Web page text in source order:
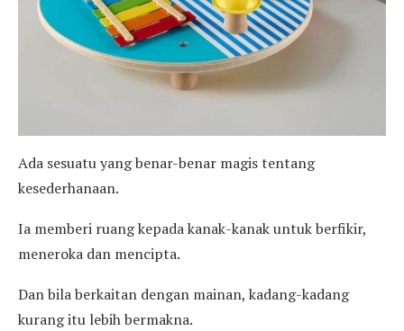
Ada sesuatu yang benar-benar magis tentang
kesederhanaan.
Ia memberi ruang kepada kanak-kanak untuk berfikir,
meneroka dan mencipta.
Dan bila berkaitan dengan mainan, kadang-kadang
kurang itu lebih bermakna.